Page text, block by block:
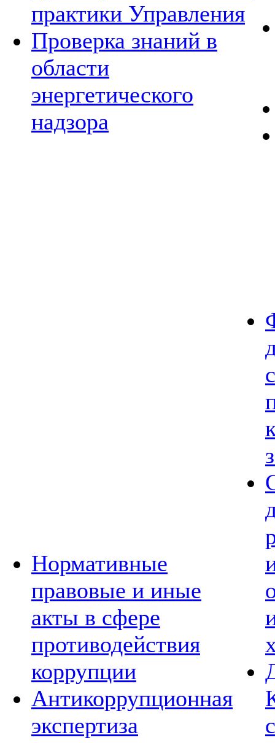
практики Управления
Проверка знаний в
области
энергетического
надзора
Нормативные
правовые и иные
акты в сфере
противодействия
коррупции
Антикоррупционная
экспертиза